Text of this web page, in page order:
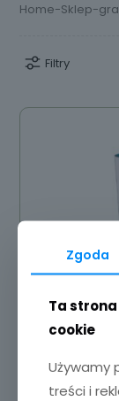
Home-Sklep-
Filtry
Zgoda
Ta
cookie
Używamy
treści i